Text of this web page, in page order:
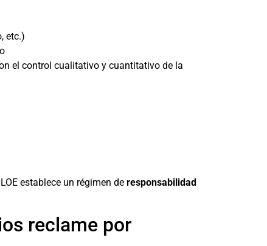
etc.)
el control cualitativo y cuantitativo de la
establece un régimen de responsabilidad
reclame por